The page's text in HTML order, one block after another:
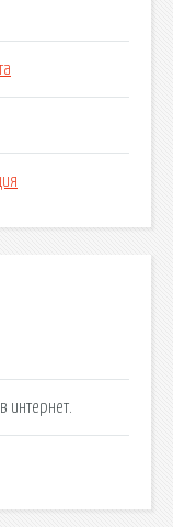
интернет.